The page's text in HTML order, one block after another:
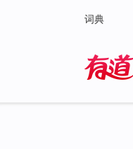
词典